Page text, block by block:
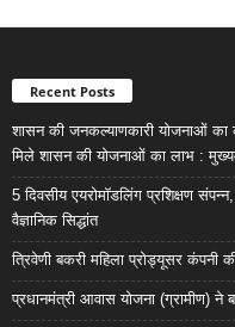
Recent Posts
शासन की जनकल्याणकारी योजनाओं का
मिले शासन की योजनाओं का लाभ :
5 दिवसीय एयरोमॉडलिंग प्रशिक्षण संपन्न,
वैज्ञानिक सिद्धांत
त्रिवेणी बकरी महिला प्रोड्यूसर कंपनी
प्रधानमंत्री आवास योजना (ग्रामीण) ने